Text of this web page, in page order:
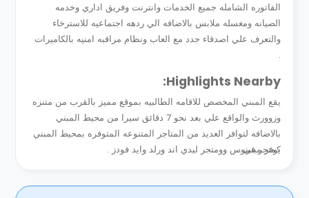
الفاتوره الشامله جميع الخدمات وانترنت وفريق اداري وخدمه
الصيانه ومغسله ملابس بالاضافه الي ردهه اجتماعيه للاسترخاء
والتعرف علي اصدقاء جدد مع العاب ونظام مراقبه امنيه بالكاميرات
.
Highlights Nearby:
يقع المبني المخصص للاقامه الطالبيه بموقع مميز بالقرب من متنزه
وزوورث والواقع علي بعد نحو 7 دقائق سيرا من محيط المبني
بالاضافه لتوافر العديد من المتاجر المتنوعه المتوفره بمحيط المبني
كمتجر فينوس وومتجر ليدي اند ورلد وايد فودز .
يوفر مبني...